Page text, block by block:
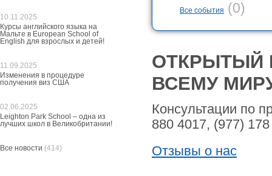
10.11.2025
Курсы английского языка на
Мальте в European School of
English для взрослых и детей!
11.09.2025
Изменения в процедуре
получения виз США
02.06.2025
Leighton Park School – одна из
лучших школ в Великобритании!
Все новости (414)
Все события (0)
ОТКРЫТЫЙ
ВСЕМУ
Консультации по
880 4017, (977)
Отзывы о нас